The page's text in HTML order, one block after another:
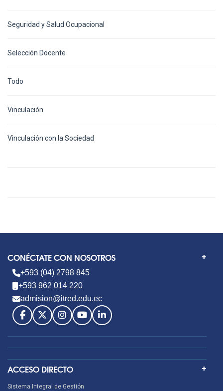
Seguridad y Salud Ocupacional
Selección Docente
Todo
Vinculación
Vinculación con la Sociedad
CONÉCTATE CON NOSOTROS
+593 (04) 2798 845
+593 962 014 220
admision@itred.edu.ec
ACCESO DIRECTO
Sistema Integral de Gestión